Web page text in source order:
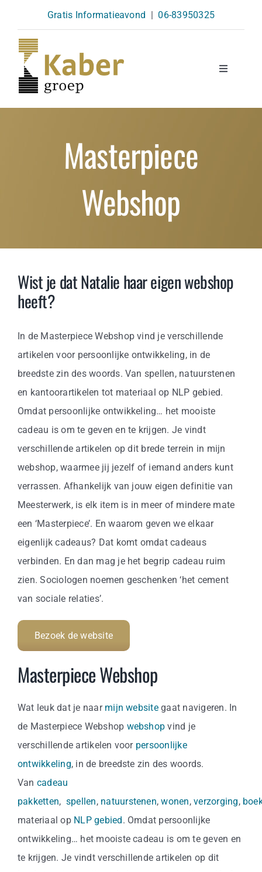
content
Gratis Informatieavond | 06-83950325
Toggle
Opleidingen
Agenda
Kennisbank
Contact
Masterpiece
Webshop
Wist je dat Natalie haar eigen webshop
heeft?
In de Masterpiece Webshop vind je verschillende
artikelen voor persoonlijke ontwikkeling, in de
breedste zin des woords. Van spellen, natuurstenen
en kantoorartikelen tot materiaal op NLP gebied.
Omdat persoonlijke ontwikkeling… het mooiste
cadeau is om te geven en te krijgen. Je vindt
verschillende artikelen op dit brede terrein in mijn
webshop, waarmee jij jezelf of iemand anders kunt
verrassen. Afhankelijk van jouw eigen definitie van
Meesterwerk, is elk item is in meer of mindere mate
een ‘Masterpiece’. En waarom geven we elkaar
eigenlijk cadeaus? Dat komt omdat cadeaus
verbinden. En dan mag je het begrip cadeau ruim
zien. Sociologen noemen geschenken ‘het cement
van sociale relaties’.
Bezoek de website
Masterpiece Webshop
Wat leuk dat je naar mijn websitegaat navigeren. In
de Masterpiece Webshop webshop vind je
verschillende artikelen voor persoonlijke
ontwikkeling, in de breedste zin des woords.
Van cadeau
pakketten, spellen, natuurstenen,wonen,verzorging,
materiaal op NLP gebied. Omdat persoonlijke
ontwikkeling… het mooiste cadeau is om te geven en
te krijgen. Je vindt verschillende artikelen op dit